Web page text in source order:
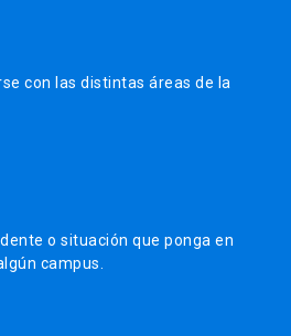
con las distintas áreas de la
o situación que ponga en
campus.